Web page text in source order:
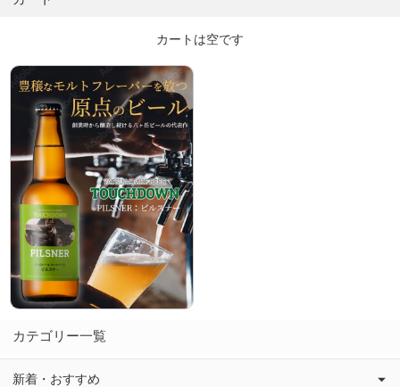
カートは空です
カテゴリー一覧
新着・おすすめ